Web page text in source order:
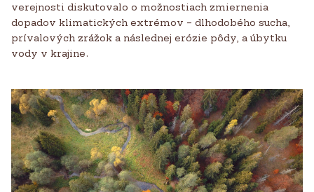
verejnosti diskutovalo o možnostiach zmiernenia
dopadov klimatických extrémov – dlhodobého sucha,
prívalových zrážok a následnej erózie pôdy, a úbytku
vody v krajine.